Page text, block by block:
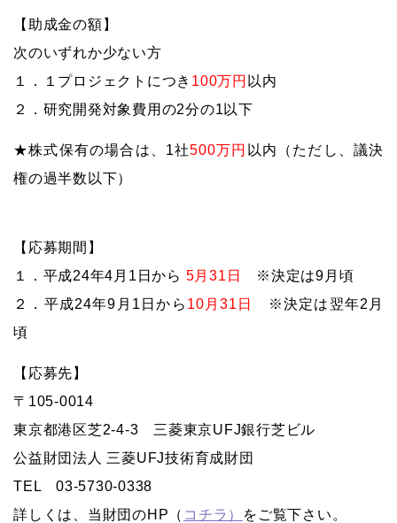
【助成金の額】
次のいずれか少ない方
１．１プロジェクトにつき 100万円 以内
２．研究開発対象費用の2分の1以下
★株式保有の場合は、1社500万円 以内（ただし、議決
権の過半数以下）
【応募期間】
１．平成24年4月1日から 5月31日
※決定は9月頃
２．平成24年9月1日から 10月31日
※決定は翌年2月
頃
【応募先】
〒105-0014
東京都港区芝2-4-3 三菱東京UFJ銀行芝ビル
公益財団法人 三菱UFJ技術育成財団
TEL 03-5730-0338
詳しくは、当財団のHP（ コチラ） をご覧下さい。